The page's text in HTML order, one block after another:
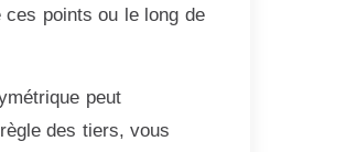
points ou le long de
peut
des tiers, vous